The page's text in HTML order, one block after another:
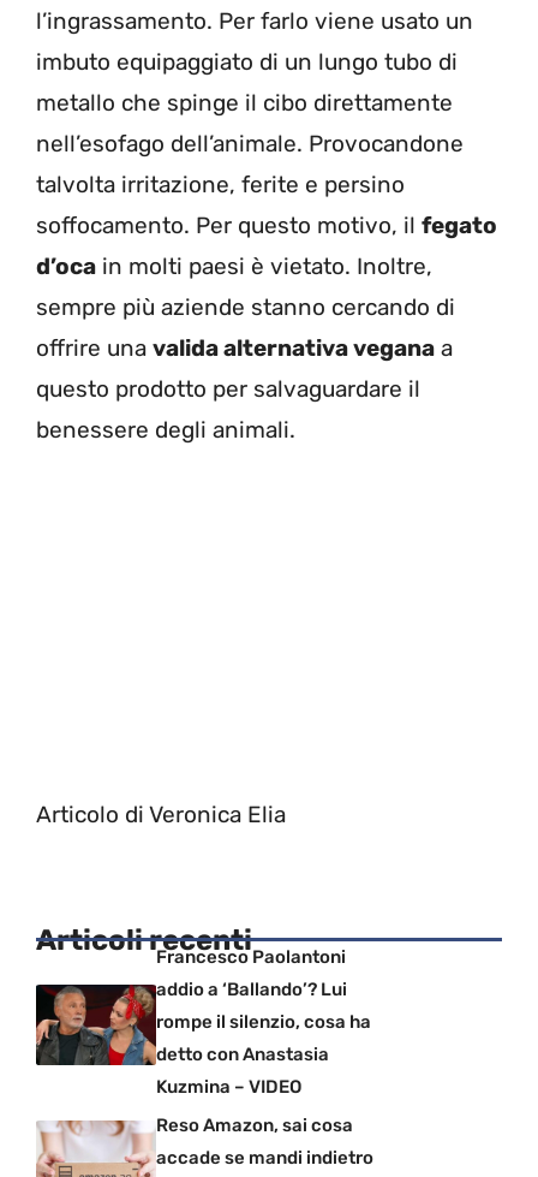
l’ingrassamento. Per farlo viene usato un
imbuto equipaggiato di un lungo tubo di
metallo che spinge il cibo direttamente
nell’esofago dell’animale. Provocandone
talvolta irritazione, ferite e persino
soffocamento. Per questo motivo, il fegato
d’oca in molti paesi è vietato. Inoltre,
sempre più aziende stanno cercando di
offrire una valida alternativa vegana a
questo prodotto per salvaguardare il
benessere degli animali.
Articolo di Veronica Elia
Articoli recentiFrancesco Paolantoni
addio a ‘Ballando’? Lui
rompe il silenzio, cosa ha
detto con Anastasia
Kuzmina – VIDEO
Reso Amazon, sai cosa
accade se mandi indietro